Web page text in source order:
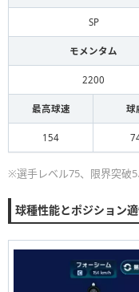
SP
モメンタム
2200
最高球速 球
154
※選手レベル75、限界突破
球種性能とポジション